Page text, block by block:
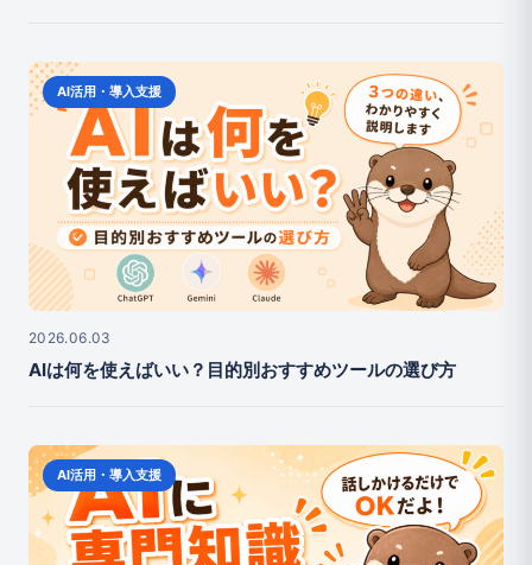
AI活用・導入支援
2026.06.03
AIは何を使えばいい？目的別おすすめツールの選び方
AI活用・導入支援